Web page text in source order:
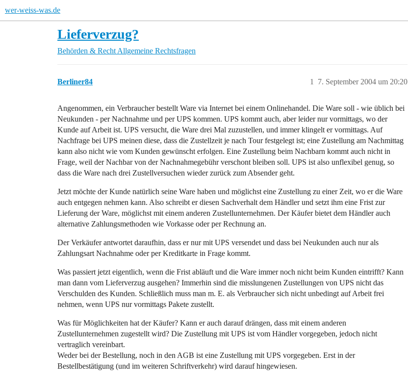
wer-weiss-was.de
Lieferverzug?
Behörden & Recht Allgemeine Rechtsfragen
Berliner84 7. September 2004 um 20:20
1
Angenommen, ein Verbraucher bestellt Ware via Internet bei einem Onlinehandel. Die Ware soll - wie üblich bei
Neukunden - per Nachnahme und per UPS kommen. UPS kommt auch, aber leider nur vormittags, wo der
Kunde auf Arbeit ist. UPS versucht, die Ware drei Mal zuzustellen, und immer klingelt er vormittags. Auf
Nachfrage bei UPS meinen diese, dass die Zustellzeit je nach Tour festgelegt ist; eine Zustellung am Nachmittag
kann also nicht wie vom Kunden gewünscht erfolgen. Eine Zustellung beim Nachbarn kommt auch nicht in
Frage, weil der Nachbar von der Nachnahmegebühr verschont bleiben soll. UPS ist also unflexibel genug, so
dass die Ware nach drei Zustellversuchen wieder zurück zum Absender geht.
Jetzt möchte der Kunde natürlich seine Ware haben und möglichst eine Zustellung zu einer Zeit, wo er die Ware
auch entgegen nehmen kann. Also schreibt er diesen Sachverhalt dem Händler und setzt ihm eine Frist zur
Lieferung der Ware, möglichst mit einem anderen Zustellunternehmen. Der Käufer bietet dem Händler auch
alternative Zahlungsmethoden wie Vorkasse oder per Rechnung an.
Der Verkäufer antwortet daraufhin, dass er nur mit UPS versendet und dass bei Neukunden auch nur als
Zahlungsart Nachnahme oder per Kreditkarte in Frage kommt.
Was passiert jetzt eigentlich, wenn die Frist abläuft und die Ware immer noch nicht beim Kunden eintrifft? Kann
man dann vom Lieferverzug ausgehen? Immerhin sind die misslungenen Zustellungen von UPS nicht das
Verschulden des Kunden. Schließlich muss man m. E. als Verbraucher sich nicht unbedingt auf Arbeit frei
nehmen, wenn UPS nur vormittags Pakete zustellt.
Was für Möglichkeiten hat der Käufer? Kann er auch darauf drängen, dass mit einem anderen
Zustellunternehmen zugestellt wird? Die Zustellung mit UPS ist vom Händler vorgegeben, jedoch nicht
vertraglich vereinbart.
Weder bei der Bestellung, noch in den AGB ist eine Zustellung mit UPS vorgegeben. Erst in der
Bestellbestätigung (und im weiteren Schriftverkehr) wird darauf hingewiesen.